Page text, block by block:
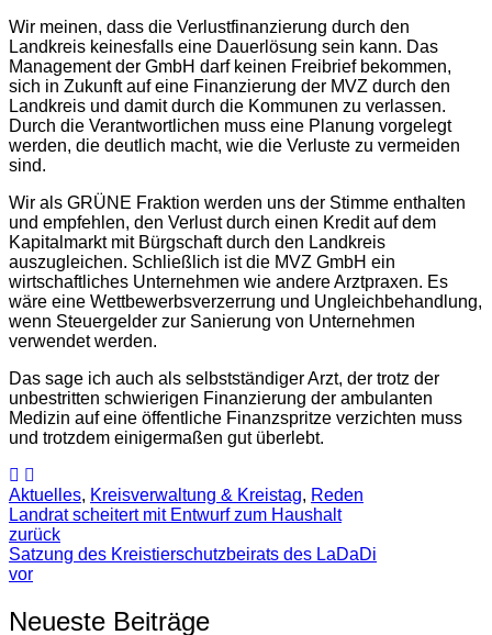
Wir meinen, dass die Verlustfinanzierung durch den
Landkreis keinesfalls eine Dauerlösung sein kann. Das
Management der GmbH darf keinen Freibrief bekommen,
sich in Zukunft auf eine Finanzierung der MVZ durch den
Landkreis und damit durch die Kommunen zu verlassen.
Durch die Verantwortlichen muss eine Planung vorgelegt
werden, die deutlich macht, wie die Verluste zu vermeiden
sind.
Wir als GRÜNE Fraktion werden uns der Stimme enthalten
und empfehlen, den Verlust durch einen Kredit auf dem
Kapitalmarkt mit Bürgschaft durch den Landkreis
auszugleichen. Schließlich ist die MVZ GmbH ein
wirtschaftliches Unternehmen wie andere Arztpraxen. Es
wäre eine Wettbewerbsverzerrung und Ungleichbehandlung,
wenn Steuergelder zur Sanierung von Unternehmen
verwendet werden.
Das sage ich auch als selbstständiger Arzt, der trotz der
unbestritten schwierigen Finanzierung der ambulanten
Medizin auf eine öffentliche Finanzspritze verzichten muss
und trotzdem einigermaßen gut überlebt.
Aktuelles, Kreisverwaltung & Kreistag, Reden
Landrat scheitert mit Entwurf zum Haushalt
zurück
Satzung des Kreistierschutzbeirats des LaDaDi
vor
Neueste Beiträge